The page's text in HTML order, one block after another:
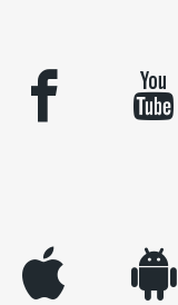
facebook youtube
appleinc android